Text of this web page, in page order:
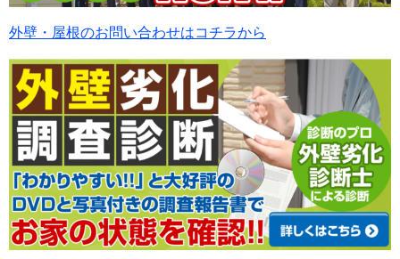
外壁・屋根のお問い合わせはコチラから